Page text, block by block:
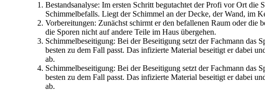
Bestandsanalyse: Im ersten Schritt begutachtet der Profi vor Ort die
Schimmelbefalls. Liegt der Schimmel an der Decke, der Wand, im
Vorbereitungen: Zunächst schirmt er den befallenen Raum oder die
die Sporen nicht auf andere Teile im Haus übergehen.
Schimmelbeseitigung: Bei der Beseitigung setzt der Fachmann das
besten zu dem Fall passt. Das infizierte Material beseitigt er dabei
ab.
Schimmelbeseitigung: Bei der Beseitigung setzt der Fachmann das
besten zu dem Fall passt. Das infizierte Material beseitigt er dabei
ab.